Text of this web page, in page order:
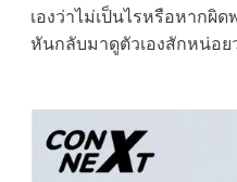
เองว่าไม่เป็นไรหรือหากผิ
หันกลับมาดูตัวเองสักหน่อย